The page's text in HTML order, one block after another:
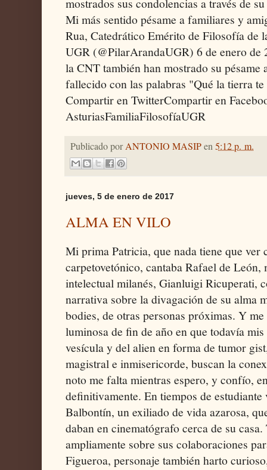
Mi más sentido pésame a familiares y
Rua, Catedrático Emérito de Filosofía de
UGR (@PilarArandaUGR) 6 de enero de
la CNT también han mostrado su
fallecido con las palabras "Qué la tierra
Compartir en TwitterCompartir en
AsturiasFamiliaFilosofíaUGR
Publicado porANTONIO MASIPen5:12 p. m.
jueves, 5 de enero de 2017
ALMA EN VILO
Mi prima Patricia, que nada tiene que ver
carpetovetónico, cantaba Rafael de León,
intelectual milanés, Gianluigi Ricuperati,
narrativa sobre la divagación de su alma
bodies, de otras personas próximas. Y
luminosa de fin de año en que todavía
vesícula y del alien en forma de tumor
magistral e inmisericorde, buscan la
noto me falta mientras espero, y confío,
definitivamente. En tiempos de
Balbontín, un exiliado de vida azarosa,
daban en cinematógrafo cerca de su
ampliamente sobre sus colaboraciones
Figueroa, personaje también harto